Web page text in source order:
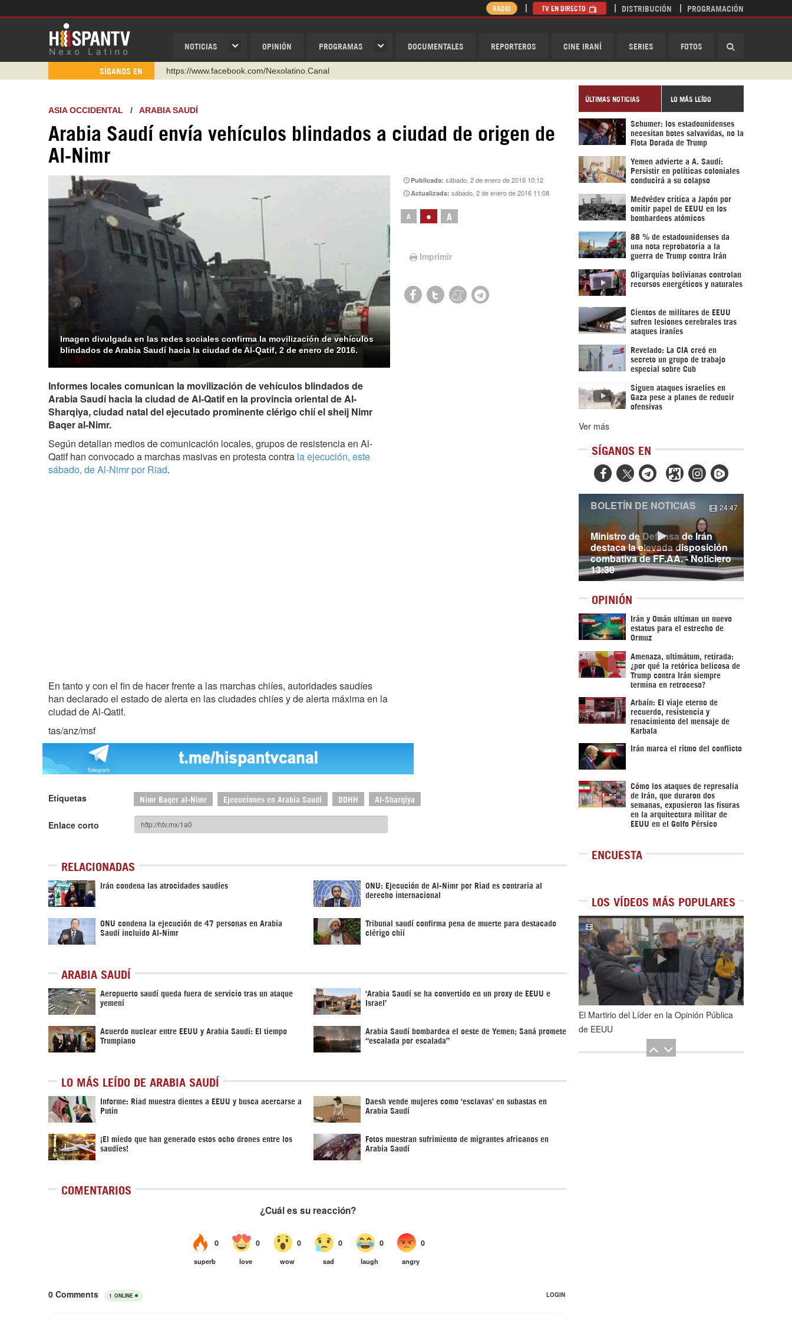
NOTICIAS OPINIÓN PROGRAMAS DOCUMENTALES REPORTEROS CINE IRANÍ SERIES FOTOS
RADIO TV EN DIRECTO DISTRIBUCIÓN PROGRAMACIÓN
SÍGANOS EN
https://www.facebook.com/Nexolatino.Canal
http://twitter.com/nexo_latino
https://t.me/hispantvcanal
https://urmedium.com/c/hispantv
Instagram como: hispan_tv
ASIA OCCIDENTAL / ARABIA SAUDÍ
Arabia Saudí envía vehículos blindados a ciudad de origen de
Al-Nimr
Imagen divulgada en las redes sociales confirma la movilización de vehículos
blindados de Arabia Saudí hacia la ciudad de Al-Qatif, 2 de enero de 2016.
Publicada:sábado, 2 de enero de 2016 10:12
Actualizada:sábado, 2 de enero de 2016 11:08
A • A
Imprimir
Informes locales comunican la movilización de vehículos blindados de
Arabia Saudí hacia la ciudad de Al-Qatif en la provincia oriental de Al-
Sharqiya, ciudad natal del ejecutado prominente clérigo chií el sheij Nimr
Baqer al-Nimr.
Según detallan medios de comunicación locales, grupos de resistencia en Al-
Qatif han convocado a marchas masivas en protesta contra la ejecución, este
sábado, de Al-Nimr por Riad.
En tanto y con el fin de hacer frente a las marchas chiíes, autoridades saudíes
han declarado el estado de alerta en las ciudades chiíes y de alerta máxima en la
ciudad de Al-Qatif.
tas/anz/msf
Etiquetas Nimr Baqer al-Nimr Ejecuciones en Arabia Saudí DDHH Al-Sharqiya
Enlace corto
RELACIONADAS
Irán condena las atrocidades saudíes ONU: Ejecución de Al-Nimr por Riad es contraria al
derecho internacional
ONU condena la ejecución de 47 personas en Arabia
Saudí incluido Al-Nimr
Tribunal saudí confirma pena de muerte para destacado
clérigo chií
ARABIA SAUDÍ
Aeropuerto saudí queda fuera de servicio tras un ataque
yemení
‘Arabia Saudí se ha convertido en un proxy de EEUU e
Israel’
Acuerdo nuclear entre EEUU y Arabia Saudí: El tiempo
Trumpiano
Arabia Saudí bombardea el oeste de Yemen; Saná promete
“escalada por escalada”
LO MÁS LEÍDO DE ARABIA SAUDÍ
Informe: Riad muestra dientes a EEUU y busca acercarse a
Putin
Daesh vende mujeres como ‘esclavas’ en subastas en
Arabia Saudí
¡El miedo que han generado estos ocho drones entre los
saudíes!
Fotos muestran sufrimiento de migrantes africanos en
Arabia Saudí
COMENTARIOS
ÚLTIMAS NOTICIAS LO MÁS LEÍDO
Schumer: los estadounidenses
necesitan botes salvavidas, no la
Flota Dorada de Trump
Yemen advierte a A. Saudí:
Persistir en políticas coloniales
conducirá a su colapso
Medvédev critica a Japón por
omitir papel de EEUU en los
bombardeos atómicos
88 % de estadounidenses da
una nota reprobatoria a la
guerra de Trump contra Irán
Oligarquías bolivianas controlan
recursos energéticos y naturales
Cientos de militares de EEUU
sufren lesiones cerebrales tras
ataques iraníes
Revelado: La CIA creó en
secreto un grupo de trabajo
especial sobre Cub
Siguen ataques israelíes en
Gaza pese a planes de reducir
ofensivas
Ver más
SÍGANOS EN
  
Ministro de Defensa de Irán
destaca la elevada disposición
combativa de FF.AA. - Noticiero
13:30
BOLETÍN DE NOTICIAS 24:47
OPINIÓN
Irán y Omán ultiman un nuevo
estatus para el estrecho de
Ormuz
Amenaza, ultimátum, retirada:
¿por qué la retórica belicosa de
Trump contra Irán siempre
termina en retroceso?
Arbaín: El viaje eterno de
recuerdo, resistencia y
renacimiento del mensaje de
Karbala
Irán marca el ritmo del conflicto
Cómo los ataques de represalia
de Irán, que duraron dos
semanas, expusieron las fisuras
en la arquitectura militar de
EEUU en el Golfo Pérsico
ENCUESTA
LOS VÍDEOS MÁS POPULARES
1de5
El Martirio del Líder en la Opinión Pública
de EEUU